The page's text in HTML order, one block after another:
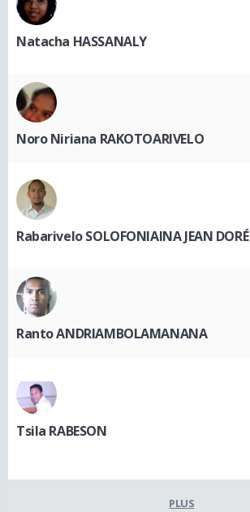
Natacha HASSANALY
Noro Niriana RAKOTOARIVELO
Rabarivelo SOLOFONIAINA JEAN DORÉ
Ranto ANDRIAMBOLAMANANA
Tsila RABESON
PLUS